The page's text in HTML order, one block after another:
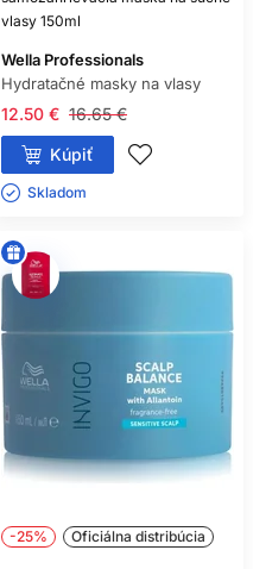
vlasy 150ml
Wella Professionals
Hydratačné masky na vlasy
16.65 €
12.50 €
Kúpiť
Skladom ㅤ
-25% Oficiálna distribúcia